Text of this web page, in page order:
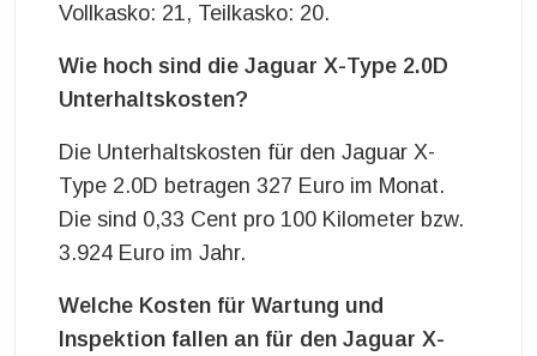
Vollkasko: 21, Teilkasko: 20.
Wie hoch sind die Jaguar X-Type 2.0D
Unterhaltskosten?
Die Unterhaltskosten für den Jaguar X-
Type 2.0D betragen 327 Euro im Monat.
Die sind 0,33 Cent pro 100 Kilometer bzw.
3.924 Euro im Jahr.
Welche Kosten für Wartung und
Inspektion fallen an für den Jaguar X-